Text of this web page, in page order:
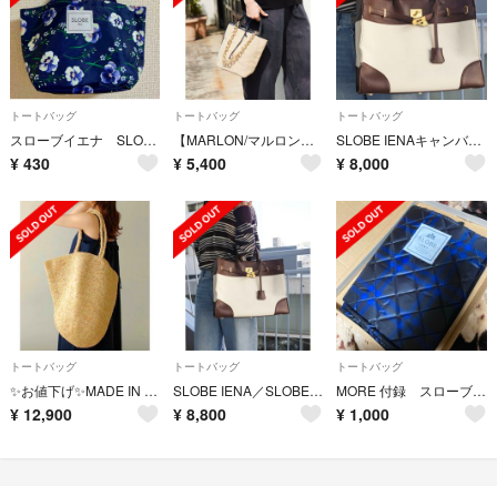
トートバッグ
スローブイエナ SLOBE IENA花柄 ネイビー トートバッグ ランチバッグ
¥ 430
トートバッグ
【MARLON/マルロン】SLOBE別注 チェーン付きレザーパイピングミニトート
¥ 5,400
トートバッグ
SLOBE IENAキャンバス ビッグトート
¥ 8,000
トートバッグ
✨お値下げ✨MADE IN MADA ALICE XXL BAG TEA
¥ 12,900
トートバッグ
SLOBE IENA／SLOBE キャンパスBIG TOTE
¥ 8,800
トートバッグ
MORE 付録 スローブ イエナ キルティング ビッグ トートバッグ
¥ 1,000